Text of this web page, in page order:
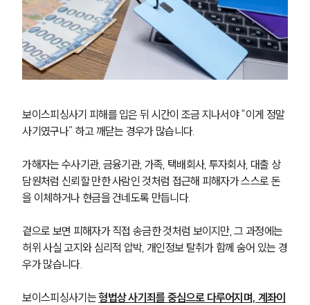
보이스피싱사기 피해를 입은 뒤 시간이 조금 지나서야 “이게 정말
사기였구나” 하고 깨닫는 경우가 많습니다.
가해자는 수사기관, 금융기관, 가족, 택배회사, 투자회사, 대출 상
담원처럼 신뢰할 만한 사람인 것처럼 접근해 피해자가 스스로 돈
을 이체하거나 현금을 건네도록 만듭니다.
겉으로 보면 피해자가 직접 송금한 것처럼 보이지만, 그 과정에는
허위 사실 고지와 심리적 압박, 개인정보 탈취가 함께 숨어 있는 경
우가 많습니다.
보이스피싱사기는 형법상 사기죄를 중심으로 다루어지며, 계좌이